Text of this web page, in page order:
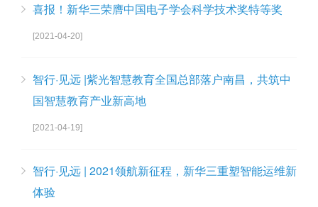
喜报！新华三荣膺中国电子学会科学技术奖特等奖
[2021-04-20]
智行·见远 |紫光智慧教育全国总部落户南昌，共筑中
国智慧教育产业新高地
[2021-04-19]
智行·见远 | 2021领航新征程，新华三重塑智能运维新
体验